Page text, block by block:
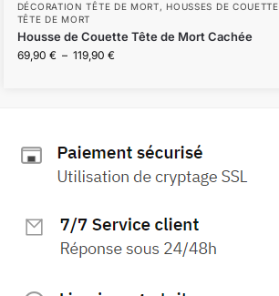
DÉCORATION TÊTE DE MORT, HOUSSES DE COUETTE
TÊTE DE MORT
Housse de Couette Tête de Mort Cachée
69,90 € – 119,90 €